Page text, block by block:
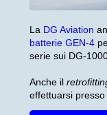
La DG Aviation
batterie GEN-4
serie sui DG-
Anche il
effettuarsi presso